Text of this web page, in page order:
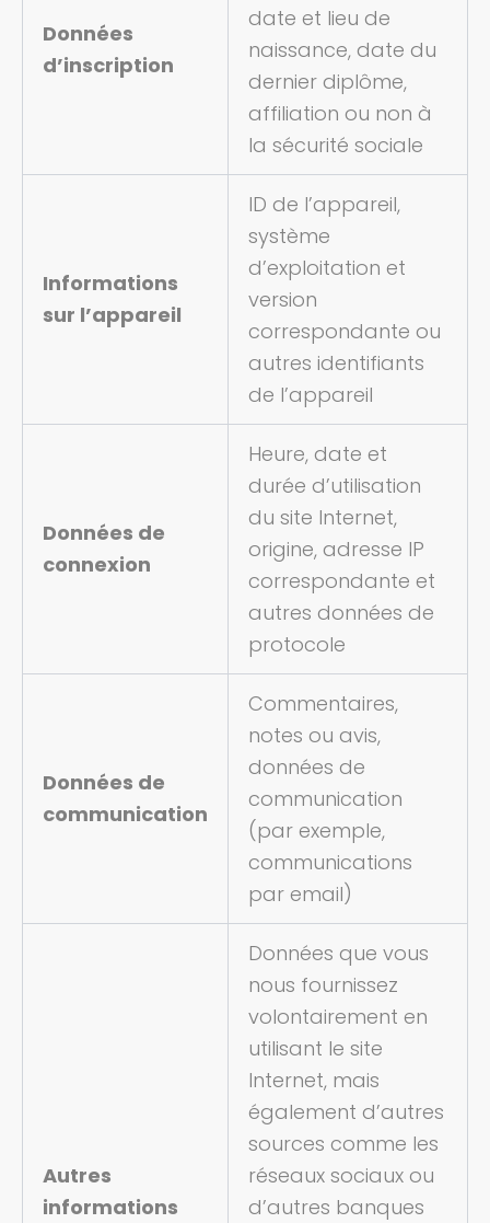
Données
d’inscription
date et lieu de
naissance, date du
dernier diplôme,
affiliation ou non à
la sécurité sociale
Informations
sur l’appareil
ID de l’appareil,
système
d’exploitation et
version
correspondante ou
autres identifiants
de l’appareil
Données de
connexion
Heure, date et
durée d’utilisation
du site Internet,
origine, adresse IP
correspondante et
autres données de
protocole
Données de
communication
Commentaires,
notes ou avis,
données de
communication
(par exemple,
communications
par email)
Autres
informations
Données que vous
nous fournissez
volontairement en
utilisant le site
Internet, mais
également d’autres
sources comme les
réseaux sociaux ou
d’autres banques